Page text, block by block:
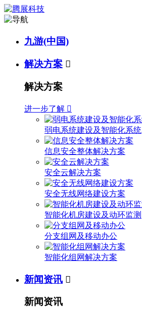
九游(中国)
解决方案 
解决方案
进一步了解 
弱电系统建设及智能化系统
信息安全整体解决方案
安全云解决方案
安全无线网络建设方案
智能化机房建设及动环监测
分支组网及移动办公
智能化组网解决方案
新闻资讯 
新闻资讯